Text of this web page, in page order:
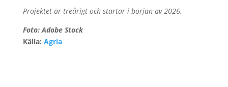
Projektet är treårigt och startar i början av 2026.
Foto: Adobe Stock
Källa: Agria